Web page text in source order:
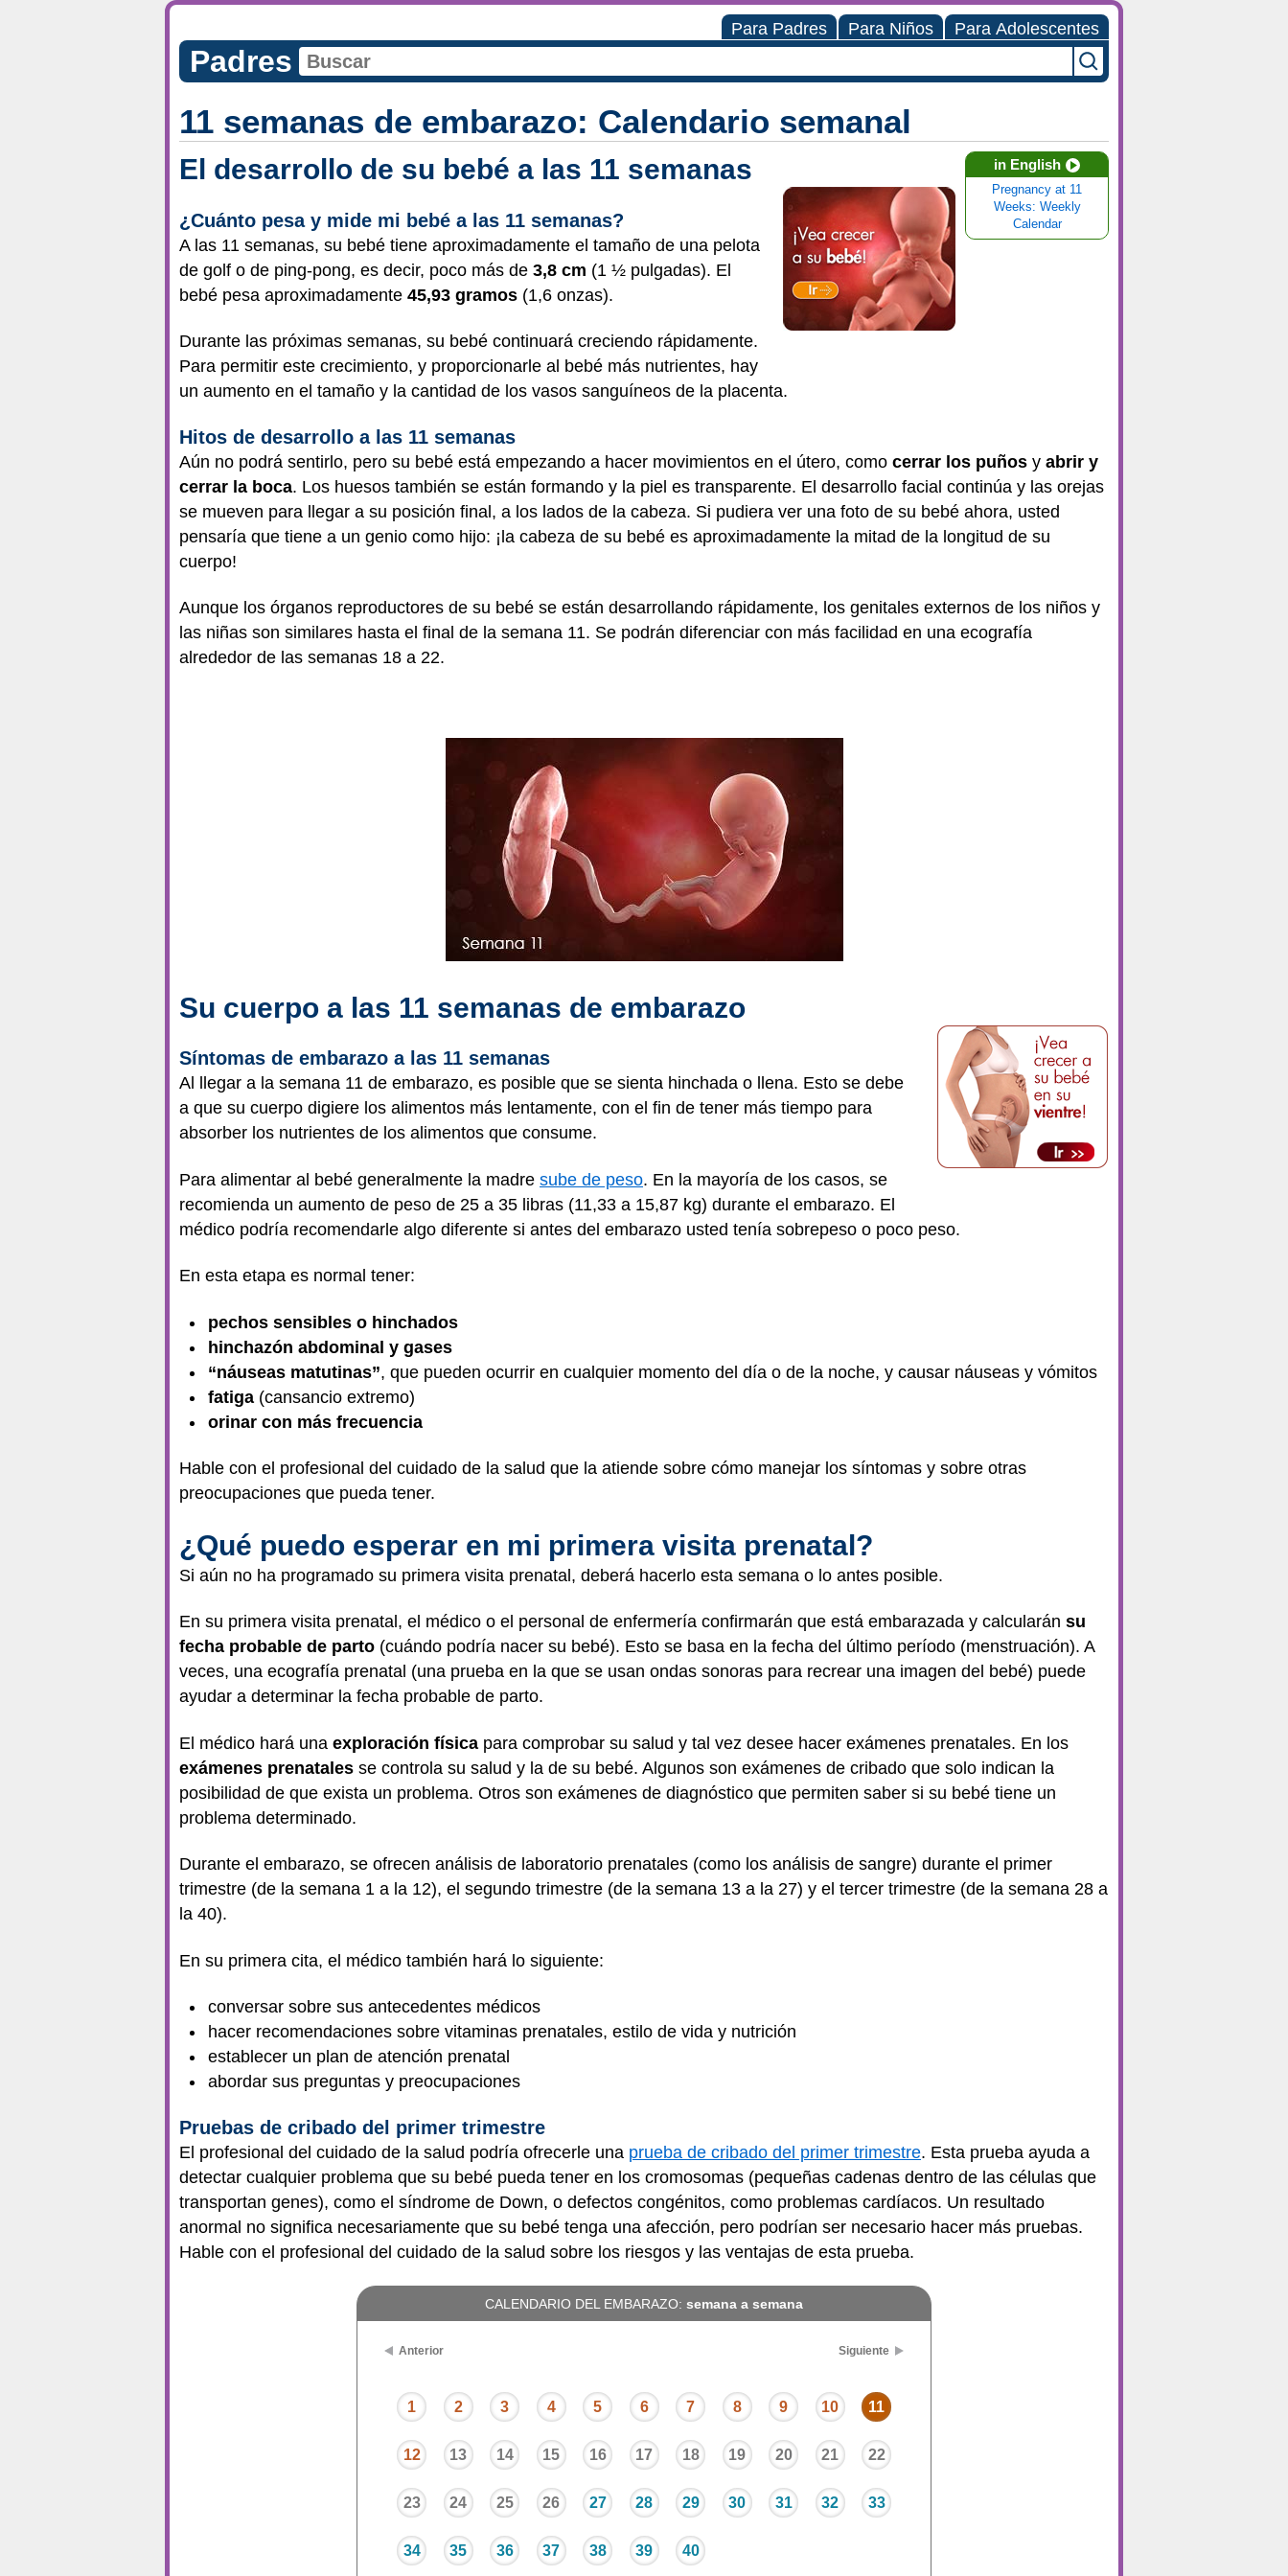
Para Padres Para Niños Para Adolescentes
Padres
11 semanas de embarazo: Calendario semanal
in English
Pregnancy at 11
Weeks: Weekly
Calendar
El desarrollo de su bebé a las 11 semanas
¿Cuánto pesa y mide mi bebé a las 11 semanas?
A las 11 semanas, su bebé tiene aproximadamente el tamaño de una pelota
de golf o de ping-pong, es decir, poco más de 3,8 cm (1 ½ pulgadas). El
bebé pesa aproximadamente 45,93 gramos (1,6 onzas).
Durante las próximas semanas, su bebé continuará creciendo rápidamente.
Para permitir este crecimiento, y proporcionarle al bebé más nutrientes, hay
un aumento en el tamaño y la cantidad de los vasos sanguíneos de la placenta.
Hitos de desarrollo a las 11 semanas
Aún no podrá sentirlo, pero su bebé está empezando a hacer movimientos en el útero, como cerrar los puños y abrir y
cerrar la boca. Los huesos también se están formando y la piel es transparente. El desarrollo facial continúa y las orejas
se mueven para llegar a su posición final, a los lados de la cabeza. Si pudiera ver una foto de su bebé ahora, usted
pensaría que tiene a un genio como hijo: ¡la cabeza de su bebé es aproximadamente la mitad de la longitud de su
cuerpo!
Aunque los órganos reproductores de su bebé se están desarrollando rápidamente, los genitales externos de los niños y
las niñas son similares hasta el final de la semana 11. Se podrán diferenciar con más facilidad en una ecografía
alrededor de las semanas 18 a 22.
Su cuerpo a las 11 semanas de embarazo
Síntomas de embarazo a las 11 semanas
Al llegar a la semana 11 de embarazo, es posible que se sienta hinchada o llena. Esto se debe
a que su cuerpo digiere los alimentos más lentamente, con el fin de tener más tiempo para
absorber los nutrientes de los alimentos que consume.
Para alimentar al bebé generalmente la madre sube de peso. En la mayoría de los casos, se
recomienda un aumento de peso de 25 a 35 libras (11,33 a 15,87 kg) durante el embarazo. El
médico podría recomendarle algo diferente si antes del embarazo usted tenía sobrepeso o poco peso.
En esta etapa es normal tener:
pechos sensibles o hinchados
hinchazón abdominal y gases
“náuseas matutinas”, que pueden ocurrir en cualquier momento del día o de la noche, y causar náuseas y vómitos
fatiga (cansancio extremo)
orinar con más frecuencia
Hable con el profesional del cuidado de la salud que la atiende sobre cómo manejar los síntomas y sobre otras
preocupaciones que pueda tener.
¿Qué puedo esperar en mi primera visita prenatal?
Si aún no ha programado su primera visita prenatal, deberá hacerlo esta semana o lo antes posible.
En su primera visita prenatal, el médico o el personal de enfermería confirmarán que está embarazada y calcularán su
fecha probable de parto (cuándo podría nacer su bebé). Esto se basa en la fecha del último período (menstruación). A
veces, una ecografía prenatal (una prueba en la que se usan ondas sonoras para recrear una imagen del bebé) puede
ayudar a determinar la fecha probable de parto.
El médico hará una exploración física para comprobar su salud y tal vez desee hacer exámenes prenatales. En los
exámenes prenatales se controla su salud y la de su bebé. Algunos son exámenes de cribado que solo indican la
posibilidad de que exista un problema. Otros son exámenes de diagnóstico que permiten saber si su bebé tiene un
problema determinado.
Durante el embarazo, se ofrecen análisis de laboratorio prenatales (como los análisis de sangre) durante el primer
trimestre (de la semana 1 a la 12), el segundo trimestre (de la semana 13 a la 27) y el tercer trimestre (de la semana 28 a
la 40).
En su primera cita, el médico también hará lo siguiente:
conversar sobre sus antecedentes médicos
hacer recomendaciones sobre vitaminas prenatales, estilo de vida y nutrición
establecer un plan de atención prenatal
abordar sus preguntas y preocupaciones
Pruebas de cribado del primer trimestre
El profesional del cuidado de la salud podría ofrecerle una prueba de cribado del primer trimestre. Esta prueba ayuda a
detectar cualquier problema que su bebé pueda tener en los cromosomas (pequeñas cadenas dentro de las células que
transportan genes), como el síndrome de Down, o defectos congénitos, como problemas cardíacos. Un resultado
anormal no significa necesariamente que su bebé tenga una afección, pero podrían ser necesario hacer más pruebas.
Hable con el profesional del cuidado de la salud sobre los riesgos y las ventajas de esta prueba.
CALENDARIO DEL EMBARAZO: semana a semana
Anterior Siguiente
1 2 3 4 5 6 7 8 9 10 11
12 13 14 15 16 17 18 19 20 21 22
23 24 25 26 27 28 29 30 31 32 33
34 35 36 37 38 39 40